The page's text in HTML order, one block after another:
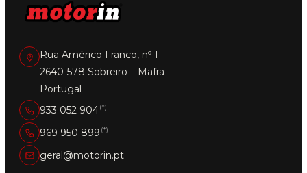
Rua Américo Franco, nº 1
2640-578 Sobreiro – Mafra
Portugal
933 052 904(*)
969 950 899 (*)
geral@motorin.pt